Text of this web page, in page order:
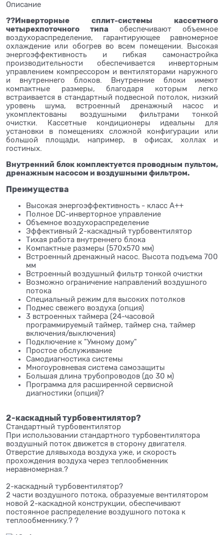
Описание
??Инверторные сплит-системы кассетного
четырехпоточного типа обеспечивают объемное
воздухораспределение, гарантирующее равномерное
охлаждение или обогрев во всем помещении. Высокая
энергоэффективность и гибкая самонастройка
производительности обеспечивается инверторным
управлением компрессором и вентиляторами наружного
и внутреннего блоков. Внутренние блоки имеют
компактные размеры, благодаря которым легко
встраивается в стандартный подвесной потолок, низкий
уровень шума, встроенный дренажный насос и
укомплектованы воздушными фильтрами тонкой
очистки. Кассетные кондиционеры идеальны для
установки в помещениях сложной конфигурации или
большой площади, например, в офисах, холлах и
гостиных.
Внутренний блок комплектуется проводным пультом,
дренажным насосом и воздушными фильтром.
Преимущества
Высокая энергоэффективность - класс A++
Полное DC-инверторное управление
Объемное воздухораспределение
Эффективный 2-каскадный турбовентилятор
Тихая работа внутреннего блока
Компактные размеры (570х570 мм)
Встроенный дренажный насос. Высота подъема 700
мм
Встроенный воздушный фильтр тонкой очистки
Возможно ограничение направлений воздушного
потока
Специальный режим для высоких потолков
Подмес свежего воздуха (опция)
3 встроенных таймера (24-часовой
программируемый таймер, таймер сна, таймер
включения/выключения)
Подключение к "Умному дому"
Простое обслуживание
Самодиагностика системы
Многоуровневая система самозащиты
Большая длина трубопроводов (до 30 м)
Программа для расширенной сервисной
диагностики (опция)?
2-каскадный турбовентилятор?
Стандартный турбовентилятор
При использовании стандартного турбовентилятора
воздушный поток движется в сторону двигателя.
Отверстие длявыхода воздуха уже, и скорость
прохождения воздуха через теплообменник
неравномерная.?
2-каскадный турбовентилятор?
2 части воздушного потока, образуемые вентилятором
новой 2-каскадной конструкции, обеспечивают
постоянное распределение воздушного потока к
теплообменнику.? ?